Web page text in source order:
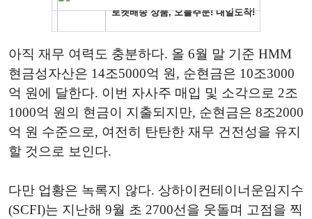
아직 재무 여력도 충분하다. 올 6월 말 기준 HMM
현금성자산은 14조5000억 원, 순현금은 10조3000
억 원에 달한다. 이번 자사주 매입 및 소각으로 2조
1000억 원의 현금이 지출되지만, 순현금은 8조2000
억 원 수준으로, 여전히 탄탄한 재무 건전성을 유지
할 것으로 보인다.
다만 업황은 녹록지 않다. 상하이컨테이너운임지수
(SCFI)는 지난해 9월 초 2700선을 웃돌며 고점을 찍